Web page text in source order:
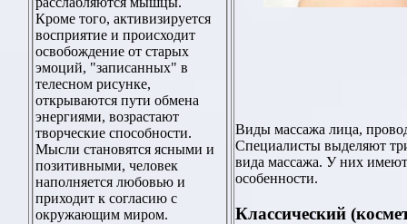
Кроме того, активизируется
восприятие и происходит
освобождение от старых
эмоций, "записанных" в
телесном рисунке,
открываются пути обмена
энергиями, возрастают
творческие способности.
Мысли становятся ясными и
позитивными, человек
наполняется любовью и
приходит к согласию с
окружающим миром.
Виды массажа лица,
Специалисты выделяют
вида массажа. У них
особенности.
Классический